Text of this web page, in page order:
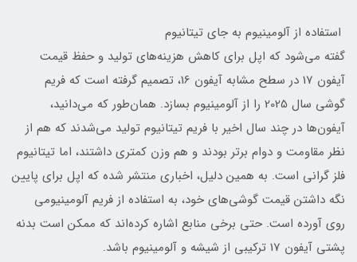
استفاده از آلومینیوم به جای تیتانیوم
گفته می‌شود که اپل برای کاهش هزینه‌های تولید و حفظ قیمت
آیفون 17 در سطح مشابه آیفون 16، تصمیم گرفته است که فریم
گوشی سال 2025 را از آلومینیوم بسازد. همان‌طور که می‌دانید،
آیفون‌ها در چند سال اخیر با فریم تیتانیوم تولید می‌شدند که هم از
نظر مقاومت و دوام برتر بودند و هم وزن کمتری داشتند، اما تیتانیوم
فلز گرانی است. به همین دلیل، اخباری منتشر شده که اپل برای پایین
نگه داشتن قیمت گوشی‌های خود، به استفاده از فریم آلومینیومی
روی آورده است. حتی برخی منابع اشاره کرده‌اند که ممکن است بدنه
پشتی آیفون 17 ترکیبی از شیشه و آلومینیوم باشد.